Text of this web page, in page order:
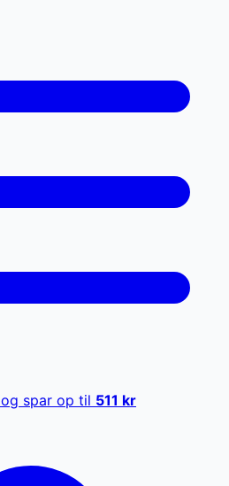
og spar op til 511 kr